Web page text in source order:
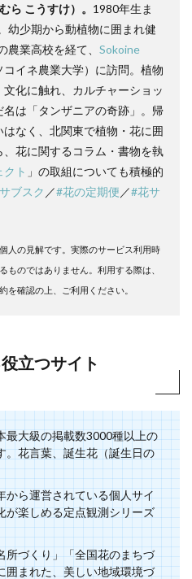
ら こうすけ）。 1980年生ま
幼少期から動植物に囲まれ健
農業高校を経て、 Sokoine
コイネ農業大学）に訪問。植物
化に触れ、カルチャーショッ
は「タンザニアの奇跡」。帰
はなく、北関東で植物・花に囲
花に関するコラム・書物を執
ト 」の取組についても積極的
ブスク ／#花の定期便 ／#花サ
人の見解です。実際のサービス利用時
ものではありません。利用する際は、
を確認の上、ご利用ください。
立つサイト
最大級の掲載数3000種以上の
。花言葉、誕生花（誕生日の
から運営されている個人サイ
が楽しめる定点観測シリーズ
所づくり」「全国花のまちづ
囲まれた、美しい地域環境づ